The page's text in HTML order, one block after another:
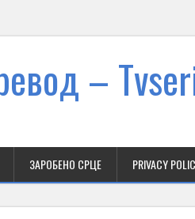
–
ЗАРОБЕНО СРЦЕ PRIVACY